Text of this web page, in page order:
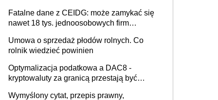
Fatalne dane z CEIDG: może zamykać się
nawet 18 tys. jednoosobowych firm
Umowa o sprzedaż płodów rolnych. Co
rolnik wiedzieć powinien
Optymalizacja podatkowa a DAC8 -
kryptowaluty za granicą przestają być
Wymyślony cytat, przepis prawny,